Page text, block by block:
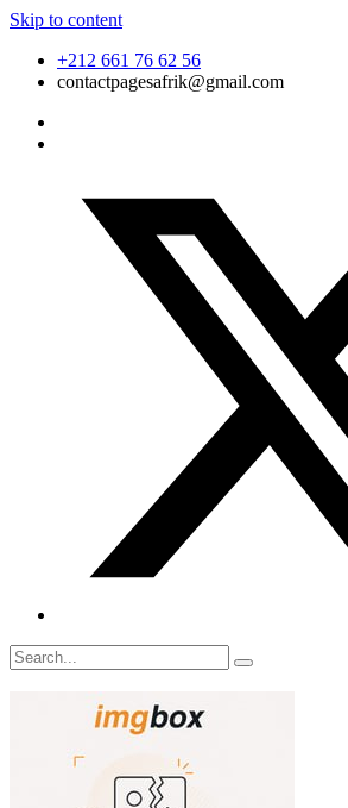
Skip to content
+212 661 76 62 56
contactpagesafrik@gmail.com